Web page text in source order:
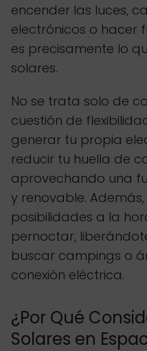
encender las luces,
electrónicos o hacer
es precisamente lo
solares.
No se trata solo de
cuestión de
generar tu propia
reducir tu huella de
aprovechando una
y renovable.
posibilidades a la
pernoctar,
buscar campings o
conexión eléctrica.
¿Por Qué
Solares en